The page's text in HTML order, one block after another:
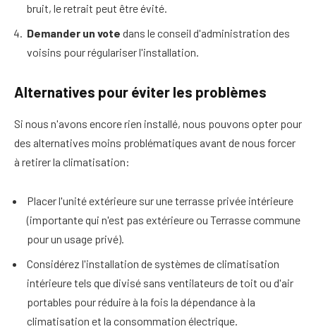
bruit, le retrait peut être évité.
Demander un vote dans le conseil d'administration des
voisins pour régulariser l'installation.
Alternatives pour éviter les problèmes
Si nous n'avons encore rien installé, nous pouvons opter pour
des alternatives moins problématiques avant de nous forcer
à retirer la climatisation:
Placer l'unité extérieure sur une terrasse privée intérieure
(importante qui n'est pas extérieure ou Terrasse commune
pour un usage privé).
Considérez l'installation de systèmes de climatisation
intérieure tels que divisé sans ventilateurs de toit ou d'air
portables pour réduire à la fois la dépendance à la
climatisation et la consommation électrique.